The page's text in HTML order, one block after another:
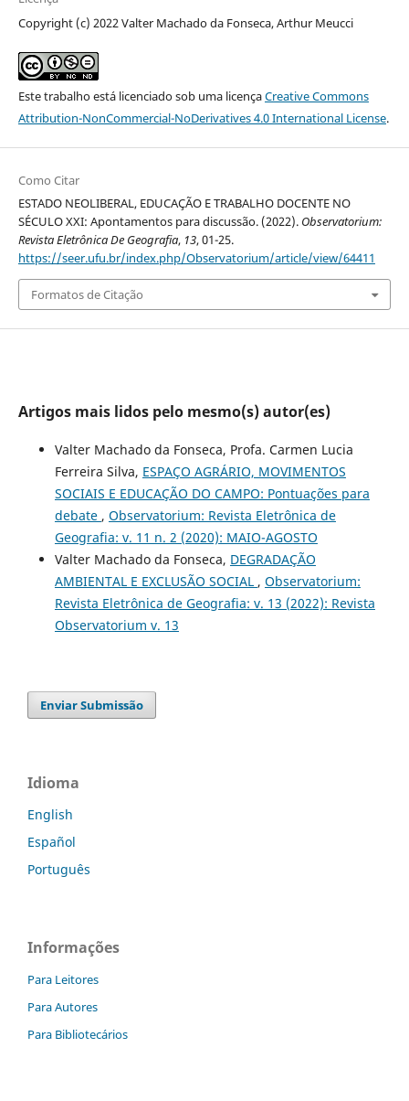
Copyright (c) 2022 Valter Machado da Fonseca, Arthur Meucci
Este trabalho está licenciado sob uma licençaCreative Commons
Attribution-NonCommercial-NoDerivatives 4.0 International License.
Como Citar
ESTADO NEOLIBERAL, EDUCAÇÃO E TRABALHO DOCENTE NO
SÉCULO XXI: Apontamentos para discussão. (2022). Observatorium:
Revista Eletrônica De Geografia, 13, 01-25.
https://seer.ufu.br/index.php/Observatorium/article/view/64411
Formatos de Citação
Artigos mais lidos pelo mesmo(s) autor(es)
Valter Machado da Fonseca, Profa. Carmen Lucia
Ferreira Silva, ESPAÇO AGRÁRIO, MOVIMENTOS
SOCIAIS E EDUCAÇÃO DO CAMPO: Pontuações para
debate , Observatorium: Revista Eletrônica de
Geografia: v. 11 n. 2 (2020): MAIO-AGOSTO
Valter Machado da Fonseca, DEGRADAÇÃO
AMBIENTAL E EXCLUSÃO SOCIAL , Observatorium:
Revista Eletrônica de Geografia: v. 13 (2022): Revista
Observatorium v. 13
Enviar Submissão
Idioma
English
Español
Português
Informações
Para Leitores
Para Autores
Para Bibliotecários